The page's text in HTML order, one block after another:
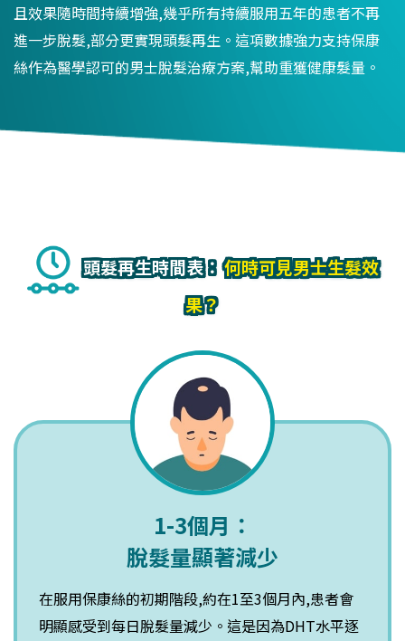
且效果隨時間持續增強,幾乎所有持續服用五年的患者不再
進一步脫髮,部分更實現頭髮再生。這項數據強力支持保康
絲作為醫學認可的男士脫髮治療方案,幫助重獲健康髮量。
頭髮再生時間表：何時可見男士生髮效
果？
1-3個月：
脫髮量顯著減少
在服用保康絲的初期階段,約在1至3個月內,患者會
明顯感受到每日脫髮量減少。這是因為DHT水平逐